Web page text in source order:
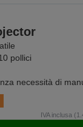
pollici
necessità di
IVA inclusa